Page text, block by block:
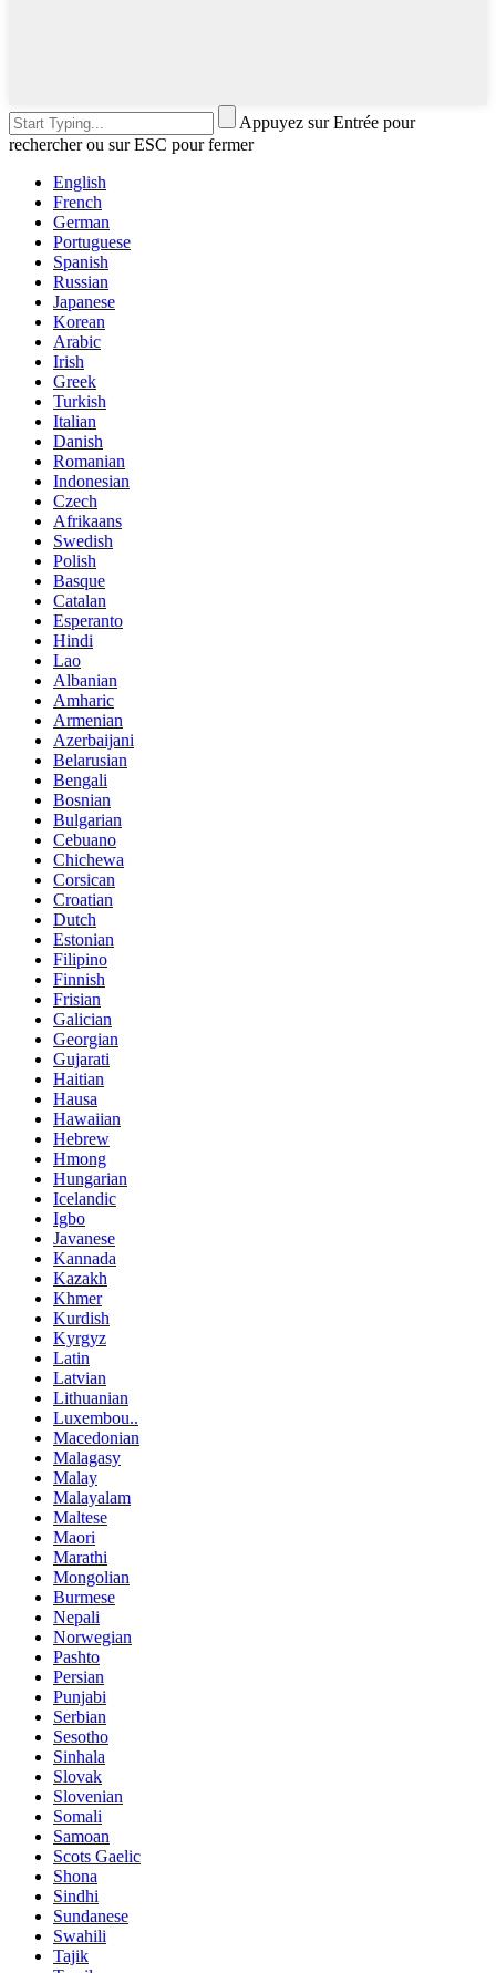
Appuyez sur Entrée pour
rechercher ou sur ESC pour fermer
English
French
German
Portuguese
Spanish
Russian
Japanese
Korean
Arabic
Irish
Greek
Turkish
Italian
Danish
Romanian
Indonesian
Czech
Afrikaans
Swedish
Polish
Basque
Catalan
Esperanto
Hindi
Lao
Albanian
Amharic
Armenian
Azerbaijani
Belarusian
Bengali
Bosnian
Bulgarian
Cebuano
Chichewa
Corsican
Croatian
Dutch
Estonian
Filipino
Finnish
Frisian
Galician
Georgian
Gujarati
Haitian
Hausa
Hawaiian
Hebrew
Hmong
Hungarian
Icelandic
Igbo
Javanese
Kannada
Kazakh
Khmer
Kurdish
Kyrgyz
Latin
Latvian
Lithuanian
Luxembou..
Macedonian
Malagasy
Malay
Malayalam
Maltese
Maori
Marathi
Mongolian
Burmese
Nepali
Norwegian
Pashto
Persian
Punjabi
Serbian
Sesotho
Sinhala
Slovak
Slovenian
Somali
Samoan
Scots Gaelic
Shona
Sindhi
Sundanese
Swahili
Tajik